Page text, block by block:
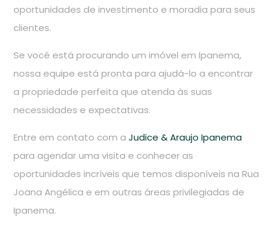
oportunidades de investimento e moradia para seus
clientes.
Se você está procurando um imóvel em Ipanema,
nossa equipe está pronta para ajudá-lo a encontrar
a propriedade perfeita que atenda às suas
necessidades e expectativas.
Entre em contato com aJudice & Araujo Ipanema
para agendar uma visita e conhecer as
oportunidades incríveis que temos disponíveis na Rua
Joana Angélica e em outras áreas privilegiadas de
Ipanema.